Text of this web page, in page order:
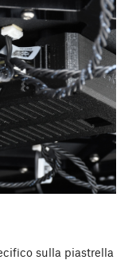
sulla piastrella